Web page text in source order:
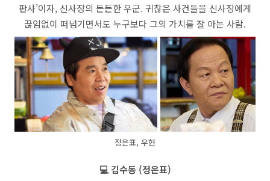
판사’이자, 신사장의 든든한 우군. 귀찮은 사건들을 신사장에게
끊임없이 떠넘기면서도 누구보다 그의 가치를 잘 아는 사람.
정은표, 우현
💻 김수동 (정은표)